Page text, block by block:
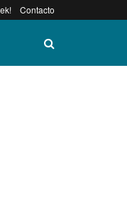
Contacto